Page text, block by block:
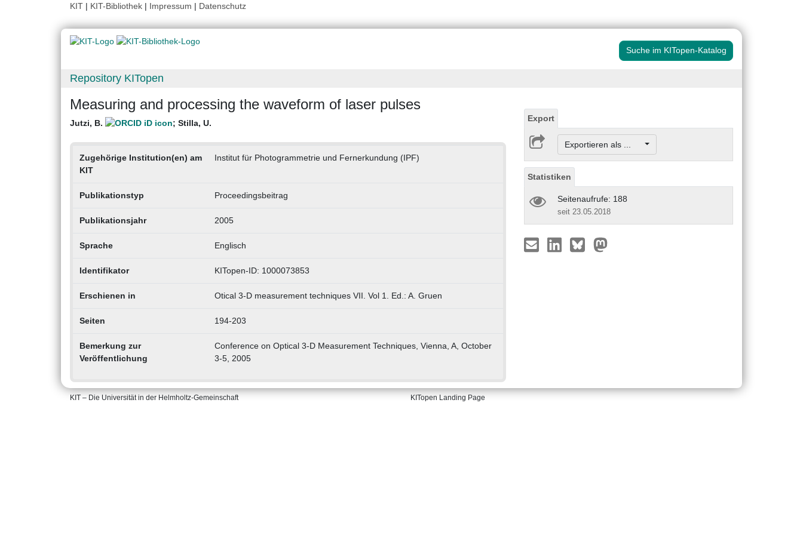
KIT | KIT-Bibliothek | Impressum | Datenschutz
Suche im KITopen-Katalog
Repository KITopen
Measuring and processing the waveform of laser pulses
Jutzi, B. ; Stilla, U.
Zugehörige Institution(en) am
KIT
Institut für Photogrammetrie und Fernerkundung (IPF)
Publikationstyp Proceedingsbeitrag
Publikationsjahr 2005
Sprache Englisch
Identifikator KITopen-ID: 1000073853
Erschienen in Otical 3-D measurement techniques VII. Vol 1. Ed.: A. Gruen
Seiten 194-203
Bemerkung zur
Veröffentlichung
Conference on Optical 3-D Measurement Techniques, Vienna, A, October
3-5, 2005
Export
Exportieren als ...
Statistiken
Seitenaufrufe: 188
seit 23.05.2018
KIT – Die Universität in der Helmholtz-Gemeinschaft KITopen Landing Page